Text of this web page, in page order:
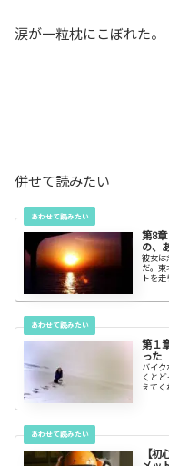
涙が一粒枕にこぼれた。
併せて読みたい
第8
の、
彼女は
だ。
トを
第１
った
バイク
くと
えてく
【